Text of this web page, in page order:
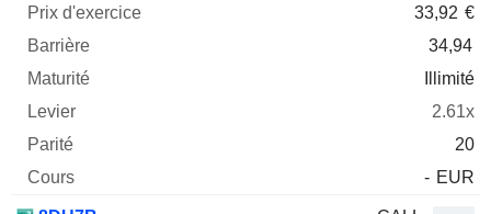
33,92 €
34,94
Illimité
2.61x
20
- EUR